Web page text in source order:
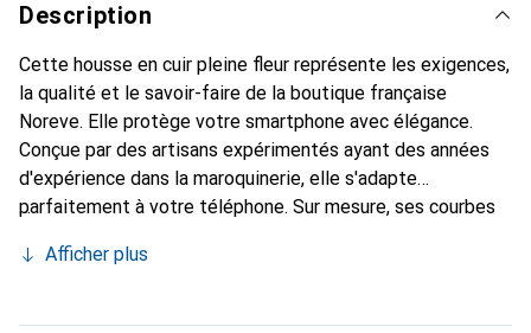
Description
Cette housse en cuir pleine fleur représente les exigences,
la qualité et le savoir-faire de la boutique française
Noreve. Elle protège votre smartphone avec élégance.
Conçue par des artisans expérimentés ayant des années
d'expérience dans la maroquinerie, elle s'adapte
parfaitement à votre téléphone. Sur mesure, ses courbes
l'accessoire chic et indispensable pour votre smartphone.
haute qualité, la marque Noreve est un choix fiable pour
Afficher plus